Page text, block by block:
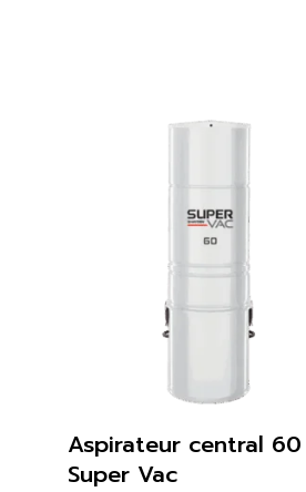
Aspirateur central 60
Super Vac